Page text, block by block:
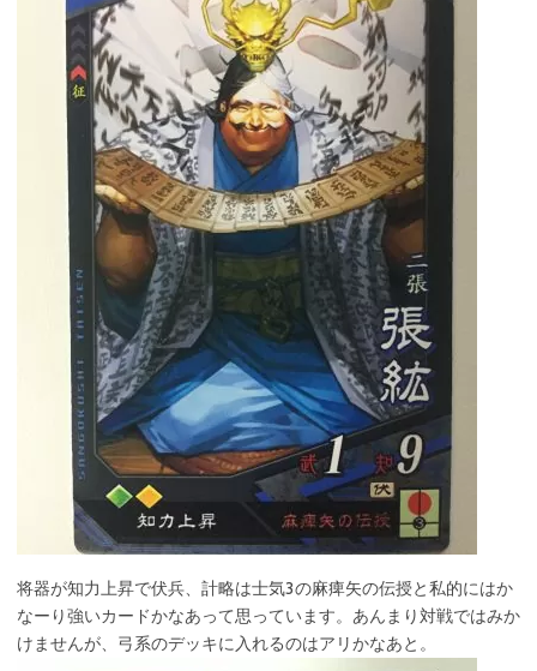
将器が知力上昇で伏兵、計略は士気3の麻痺矢の伝授と私的にはか
なーり強いカードかなあって思っています。あんまり対戦ではみか
けませんが、弓系のデッキに入れるのはアリかなあと。